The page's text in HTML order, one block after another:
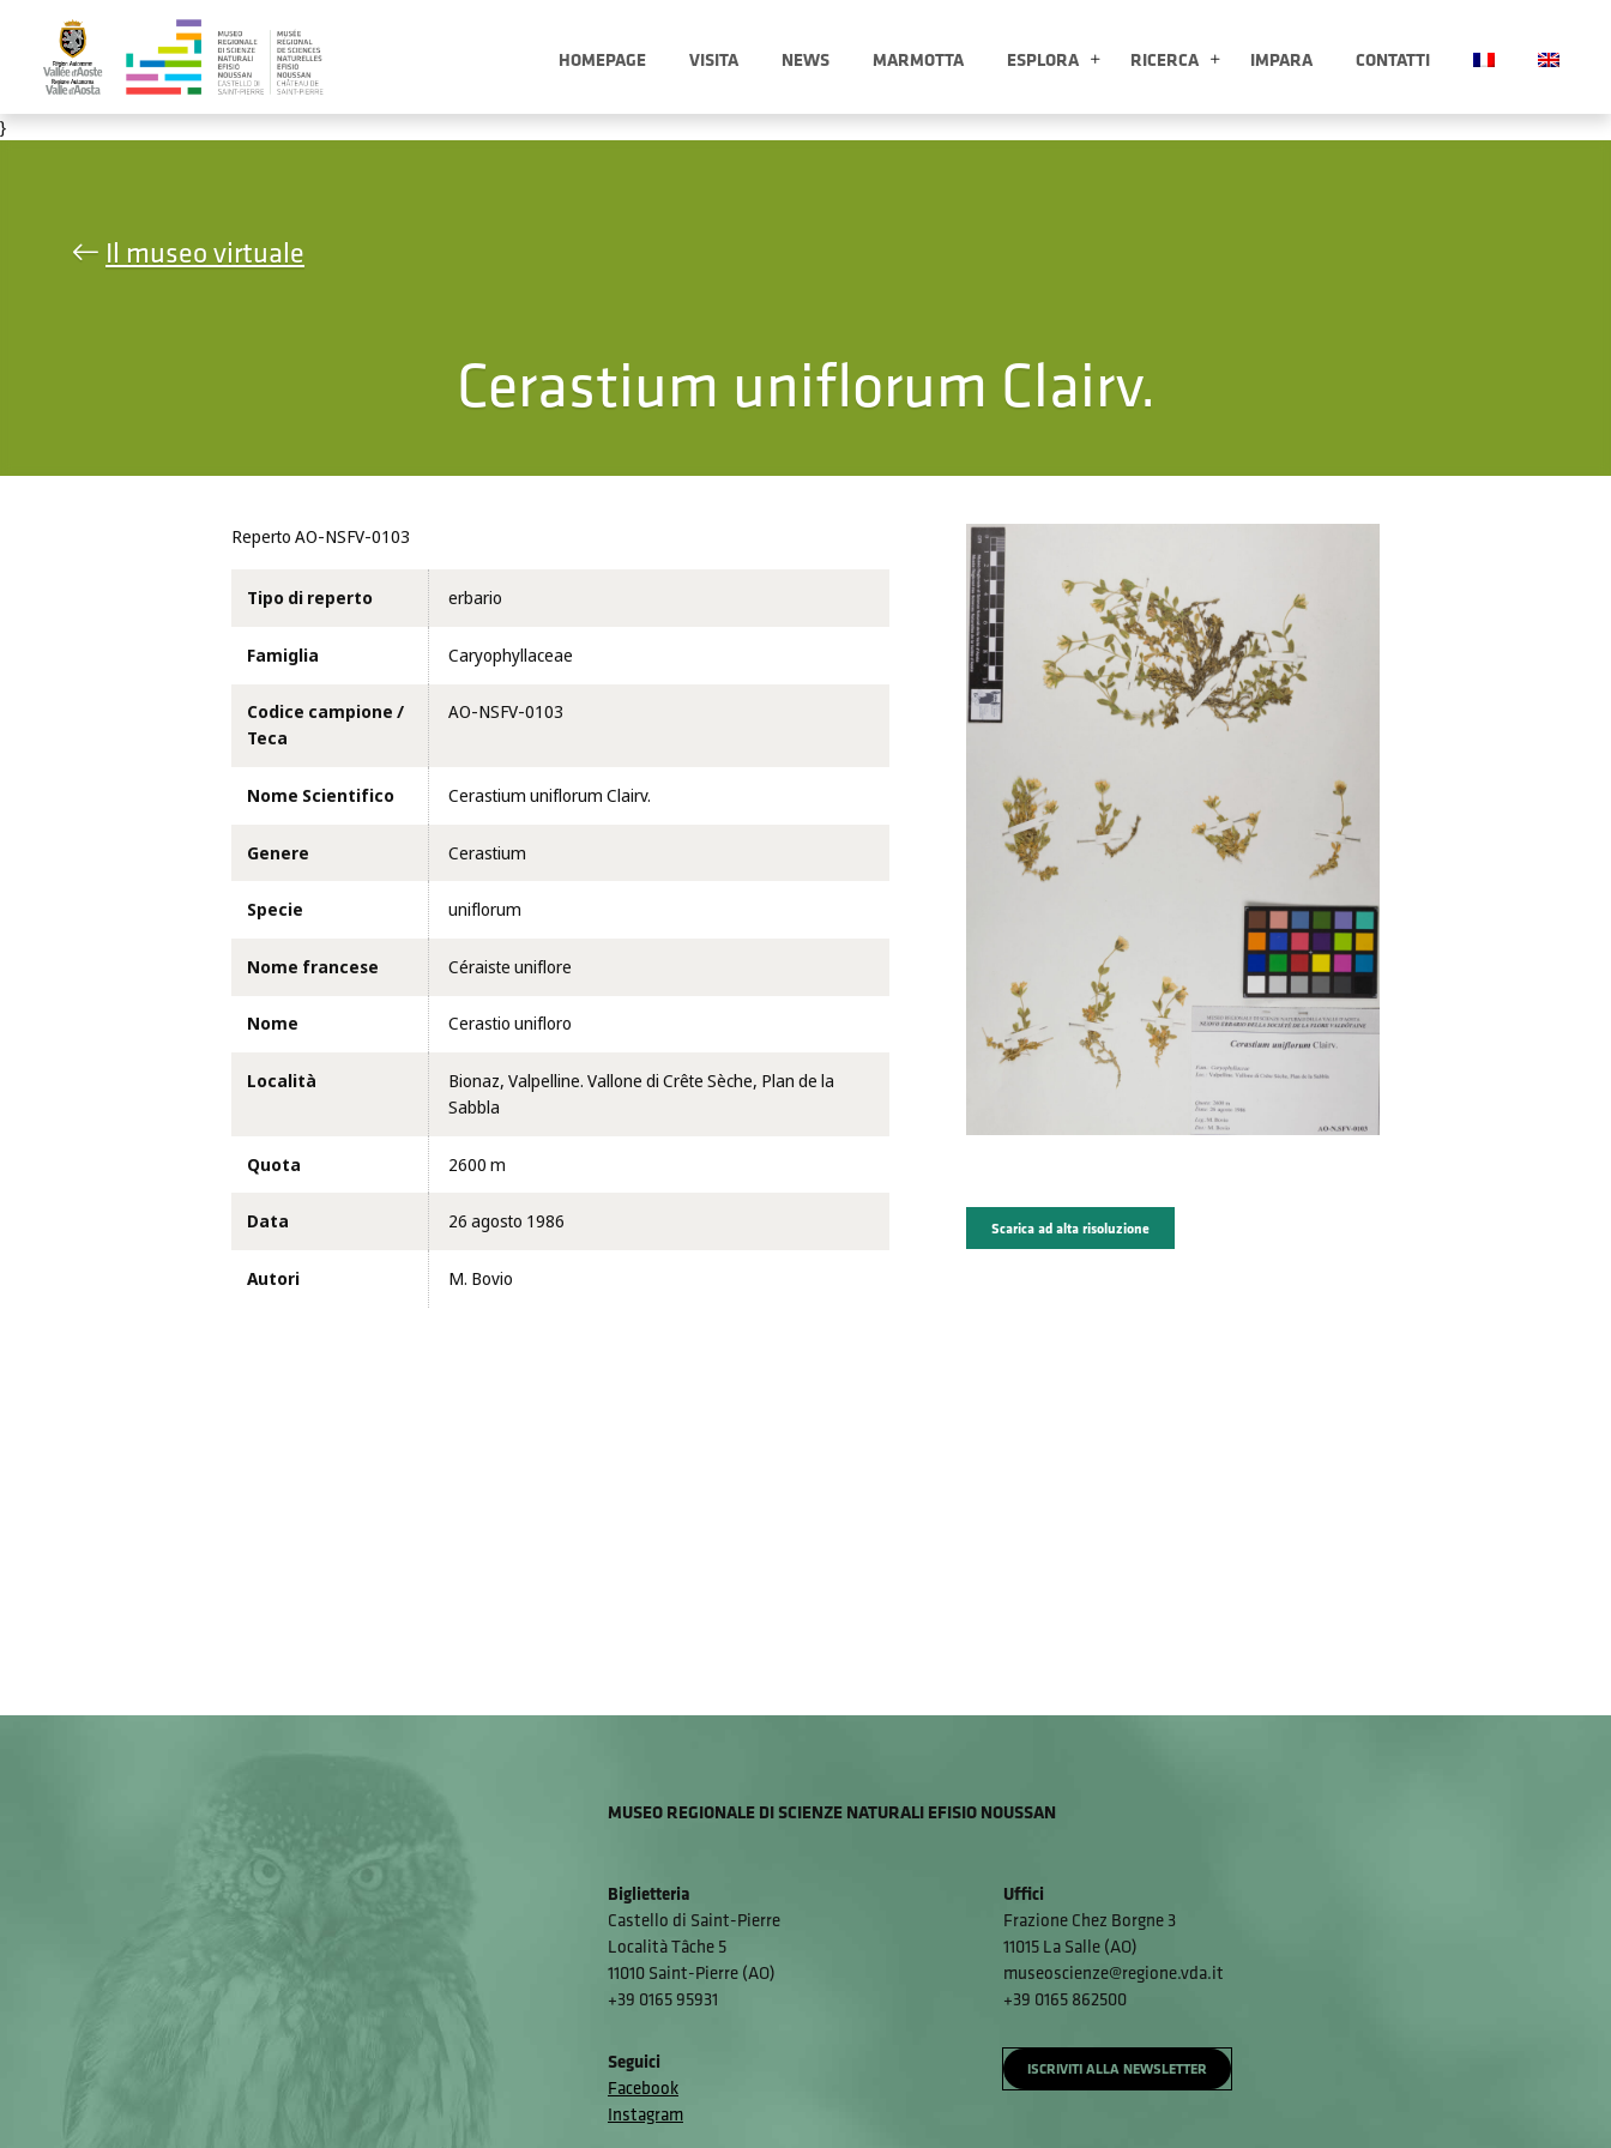
HOMEPAGE VISITA NEWS MARMOTTA ESPLORA RICERCA IMPARA CONTATTI
}
Il museo virtuale
Cerastium uniflorum Clairv.
Reperto AO-NSFV-0103
Tipo di reperto erbario
Famiglia Caryophyllaceae
Codice campione /
Teca
AO-NSFV-0103
Nome Scientifico Cerastium uniflorum Clairv.
Genere Cerastium
Specie uniflorum
Nome francese Céraiste uniflore
Nome Cerastio unifloro
Località
Bionaz, Valpelline. Vallone di Crête Sèche, Plan de la
Sabbla
Quota 2600 m
Data 26 agosto 1986
Autori M. Bovio
Scarica ad alta risoluzione
MUSEO REGIONALE DI SCIENZE NATURALI EFISIO NOUSSAN
Biglietteria
Castello di Saint-Pierre
Località Tâche 5
11010 Saint-Pierre (AO)
+39 0165 95931
Uffici
Frazione Chez Borgne 3
11015 La Salle (AO)
museoscienze@regione.vda.it
+39 0165 862500
Seguici
Facebook
Instagram
ISCRIVITI ALLA NEWSLETTER